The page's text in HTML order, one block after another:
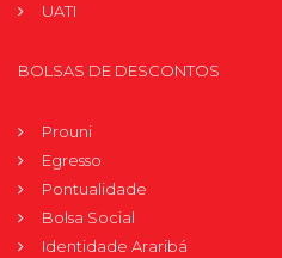
UATI
BOLSAS DE DESCONTOS
Prouni
Egresso
Pontualidade
Bolsa Social
Identidade Araribá